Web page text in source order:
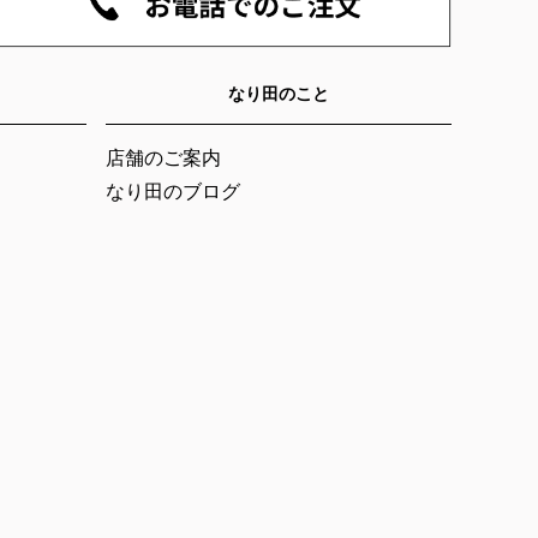
なり田のこと
店舗のご案内
なり田のブログ